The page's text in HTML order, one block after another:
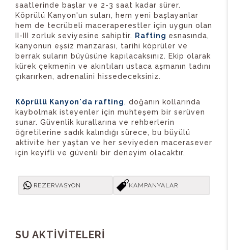
saatlerinde başlar ve 2-3 saat kadar sürer.
Köprülü Kanyon'un suları, hem yeni başlayanlar
hem de tecrübeli maceraperestler için uygun olan
II-III zorluk seviyesine sahiptir.
Rafting esnasında,
kanyonun eşsiz manzarası, tarihi köprüler ve
berrak suların büyüsüne kapılacaksınız. Ekip olarak
kürek çekmenin ve akıntıları ustaca aşmanın tadını
çıkarırken, adrenalini hissedeceksiniz.
Köprülü Kanyon'da rafting, doğanın kollarında
kaybolmak isteyenler için muhteşem bir serüven
sunar. Güvenlik kurallarına ve rehberlerin
öğretilerine sadık kalındığı sürece, bu büyülü
aktivite her yaştan ve her seviyeden macerasever
için keyifli ve güvenli bir deneyim olacaktır.
REZERVASYON KAMPANYALAR
SU AKTİVİTELERİ